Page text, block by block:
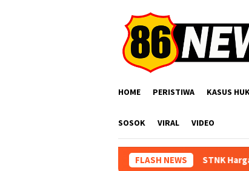
HOME PERISTIWA KASUS
SOSOK VIRAL VIDEO
FLASH NEWS
STNK Harga Mati! Satlantas